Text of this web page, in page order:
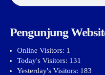
Pengunjung
Online Visitors: 1
Today's Visitors: 131
Yesterday's Visitors: 183